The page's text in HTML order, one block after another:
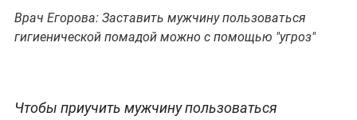
Врач Егорова: Заставить мужчину пользоваться
гигиенической помадой можно с помощью "угроз"
Чтобы приучить мужчину пользоваться